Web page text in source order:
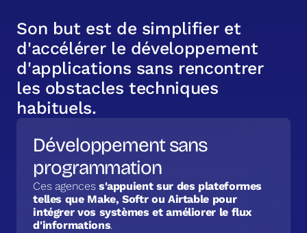
Son but est de simplifier et
d'accélérer le développement
d'applications sans rencontrer
les obstacles techniques
habituels.
Développement sans
programmation
Ces agences s'appuient sur des plateformes
telles que Make, Softr ou Airtable pour
intégrer vos systèmes et améliorer le flux
d'informations.